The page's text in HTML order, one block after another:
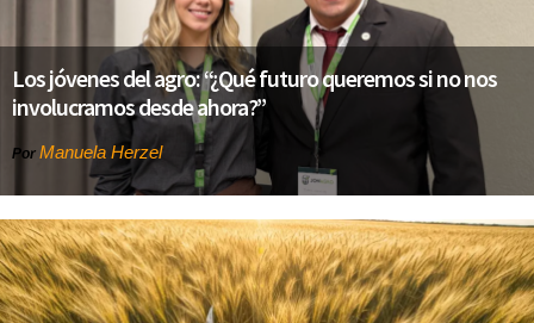
Los jóvenes del agro: “¿Qué futuro queremos si no nos
involucramos desde ahora?”
Por Manuela Herzel